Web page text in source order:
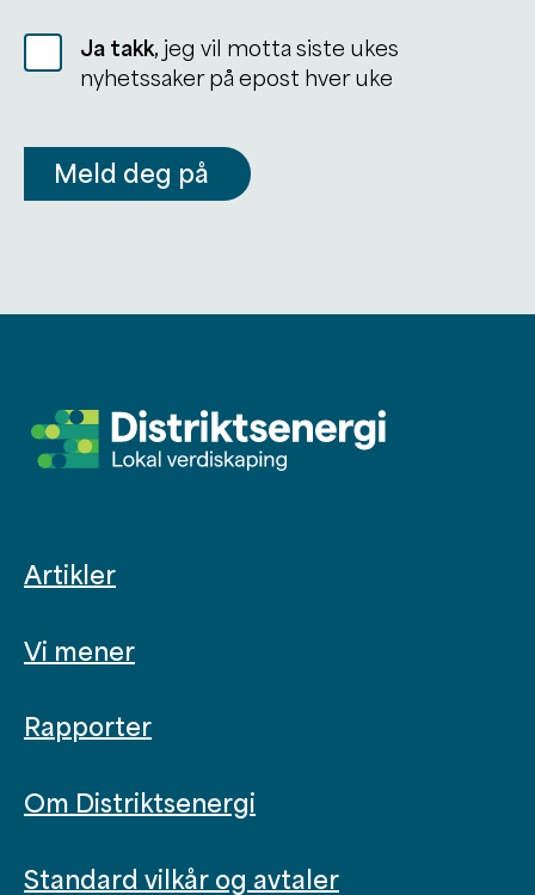
Ja takk, jeg vil motta siste ukes
nyhetssaker på epost hver uke
Meld deg på
Artikler
Vi mener
Rapporter
Om Distriktsenergi
Standard vilkår og avtaler